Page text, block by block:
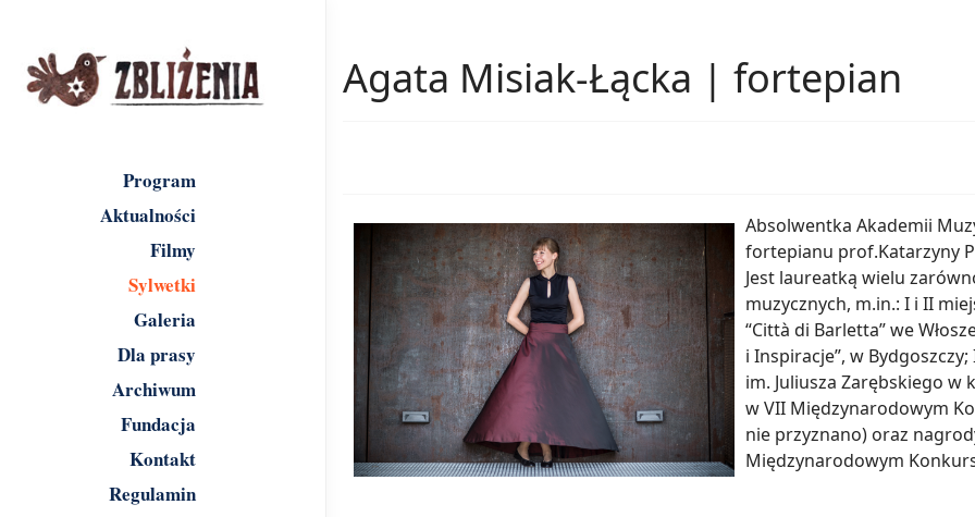
Program
Aktualności
Filmy
Sylwetki
Galeria
Dla prasy
Archiwum
Fundacja
Kontakt
Regulamin
Agata Misiak-Łącka | fortepian
Absolwentka Akademii
fortepianu prof.Katarzyny
Jest laureatką wielu
muzycznych, m.in.: I i II
“Città di Barletta” we
i Inspiracje”, w
im. Juliusza Zarębskiego w
w VII Międzynarodowym
nie przyznano) oraz
Międzynarodowym